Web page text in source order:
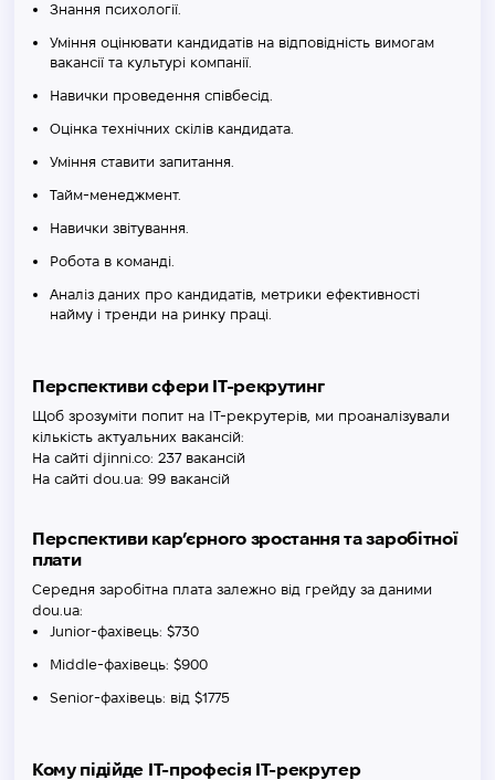
Знання психології.
Уміння оцінювати кандидатів на відповідність вимогам
вакансії та культурі компанії.
Навички проведення співбесід.
Оцінка технічних скілів кандидата.
Уміння ставити запитання.
Тайм-менеджмент.
Навички звітування.
Робота в команді.
Аналіз даних про кандидатів, метрики ефективності
найму і тренди на ринку праці.
Перспективи сфери IT-рекрутинг
Щоб зрозуміти попит на IT-рекрутерів, ми проаналізували
кількість актуальних вакансій:
На сайті djinni.co: 237 вакансій
На сайті dou.ua: 99 вакансій
Перспективи кар’єрного зростання та заробітної
плати
Середня заробітна плата залежно від грейду за даними
dou.ua:
Junior-фахівець: $730
Middle-фахівець: $900
Senior-фахівець: від $1775
Кому підійде IT-професія IT-рекрутер